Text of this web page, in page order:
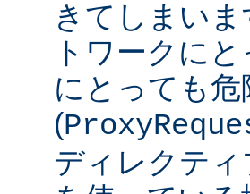
きてしまい
トワークに
にとっても
(
ディレクテ